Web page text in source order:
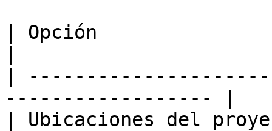
| Opción
|
------------------ |
| Ubicaciones del